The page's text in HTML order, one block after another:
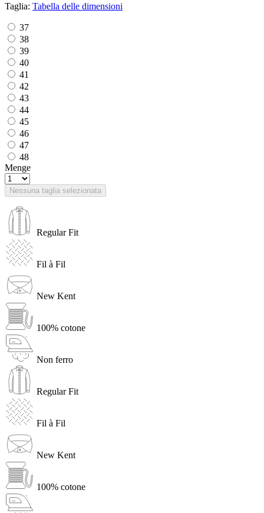
Taglia: Tabella delle dimensioni
37
38
39
40
41
42
43
44
45
46
47
48
Menge
Nessuna taglia selezionata
Regular Fit
Fil à Fil
New Kent
100% cotone
Non ferro
Regular Fit
Fil à Fil
New Kent
100% cotone